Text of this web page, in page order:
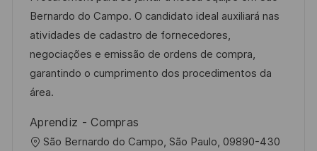
i
o
n
e
d
D
a
t
d
e
g
o
r
y
Bernardo do Campo. O candidato ideal auxiliará nas
atividades de cadastro de fornecedores,
negociações e emissão de ordens de compra,
garantindo o cumprimento dos procedimentos da
área.
Aprendiz - Compras
L
São Bernardo do Campo, São Paulo, 09890-430